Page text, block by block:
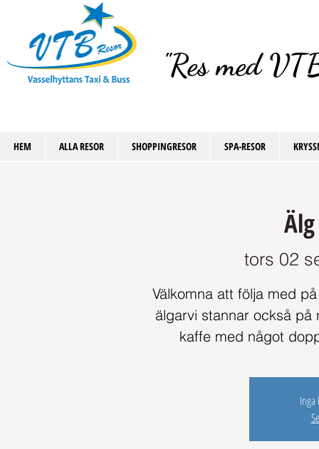
"Res med
HEM ALLA RESOR SHOPPINGRESOR SPA-RESOR
tors 02
Välkomna att följa med
älgarvi stannar också
kaffe med något